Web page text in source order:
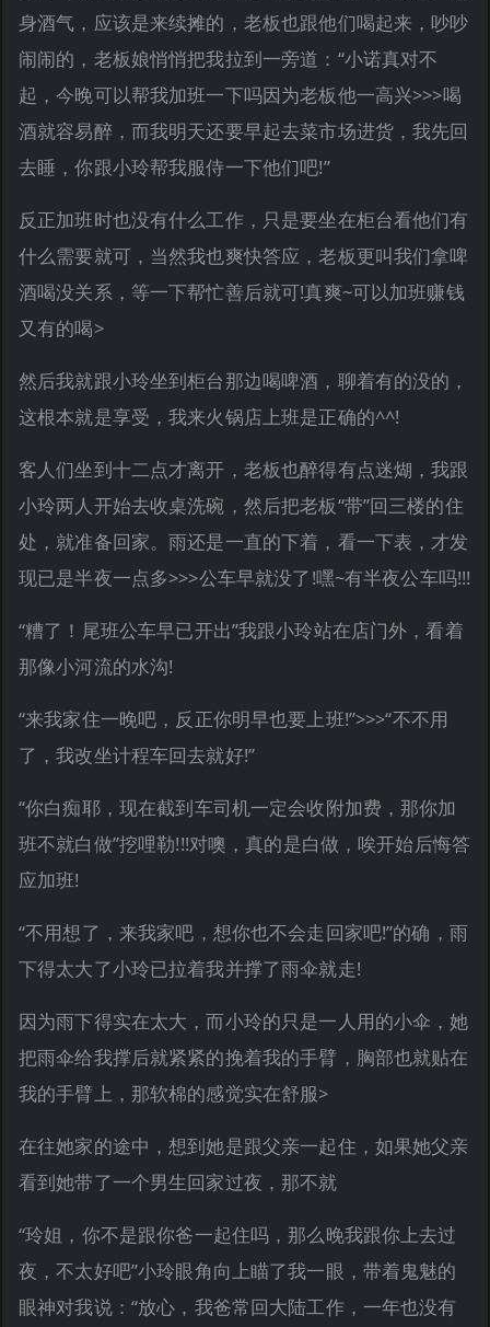
身酒气，应该是来续摊的，老板也跟他们喝起来，吵吵
闹闹的，老板娘悄悄把我拉到一旁道：“小诺真对不
起，今晚可以帮我加班一下吗因为老板他一高兴>>>喝
酒就容易醉，而我明天还要早起去菜市场进货，我先回
去睡，你跟小玲帮我服侍一下他们吧!”
反正加班时也没有什么工作，只是要坐在柜台看他们有
什么需要就可，当然我也爽快答应，老板更叫我们拿啤
酒喝没关系，等一下帮忙善后就可!真爽~可以加班赚钱
又有的喝>
然后我就跟小玲坐到柜台那边喝啤酒，聊着有的没的，
这根本就是享受，我来火锅店上班是正确的^^!
客人们坐到十二点才离开，老板也醉得有点迷煳，我跟
小玲两人开始去收桌洗碗，然后把老板“带”回三楼的住
处，就准备回家。雨还是一直的下着，看一下表，才发
现已是半夜一点多>>>公车早就没了!嘿~有半夜公车吗!!!
“糟了！尾班公车早已开出”我跟小玲站在店门外，看着
那像小河流的水沟!
“来我家住一晚吧，反正你明早也要上班!”>>>“不不用
了，我改坐计程车回去就好!”
“你白痴耶，现在截到车司机一定会收附加费，那你加
班不就白做”挖哩勒!!!对噢，真的是白做，唉开始后悔答
应加班!
“不用想了，来我家吧，想你也不会走回家吧!”的确，雨
下得太大了小玲已拉着我并撑了雨伞就走!
因为雨下得实在太大，而小玲的只是一人用的小伞，她
把雨伞给我撑后就紧紧的挽着我的手臂，胸部也就贴在
我的手臂上，那软棉的感觉实在舒服>
在往她家的途中，想到她是跟父亲一起住，如果她父亲
看到她带了一个男生回家过夜，那不就
“玲姐，你不是跟你爸一起住吗，那么晚我跟你上去过
夜，不太好吧”小玲眼角向上瞄了我一眼，带着鬼魅的
眼神对我说：“放心，我爸常回大陆工作，一年也没有